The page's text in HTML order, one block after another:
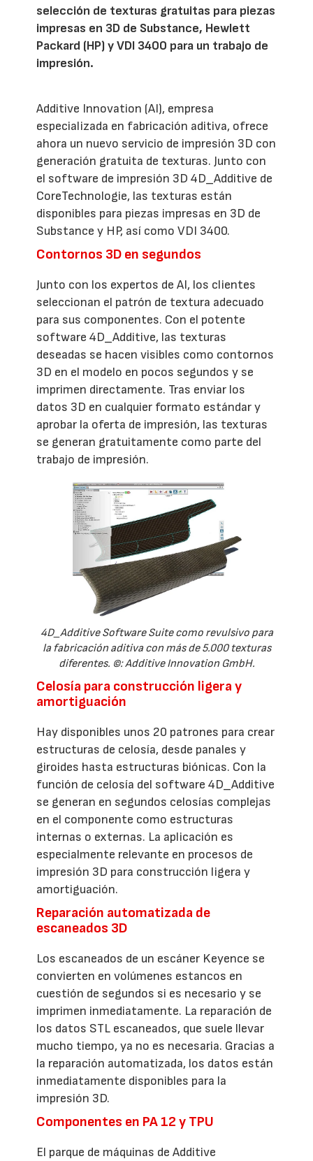
selección de texturas gratuitas para piezas
impresas en 3D de Substance, Hewlett
Packard (HP) y VDI 3400 para un trabajo de
impresión.
Additive Innovation (AI), empresa
especializada en fabricación aditiva, ofrece
ahora un nuevo servicio de impresión 3D con
generación gratuita de texturas. Junto con
el software de impresión 3D 4D_Additive de
CoreTechnologie, las texturas están
disponibles para piezas impresas en 3D de
Substance y HP, así como VDI 3400.
Contornos 3D en segundos
Junto con los expertos de AI, los clientes
seleccionan el patrón de textura adecuado
para sus componentes. Con el potente
software 4D_Additive, las texturas
deseadas se hacen visibles como contornos
3D en el modelo en pocos segundos y se
imprimen directamente. Tras enviar los
datos 3D en cualquier formato estándar y
aprobar la oferta de impresión, las texturas
se generan gratuitamente como parte del
trabajo de impresión.
4D_Additive Software Suite como revulsivo para
la fabricación aditiva con más de 5.000 texturas
diferentes. ©: Additive Innovation GmbH.
Celosía para construcción ligera y
amortiguación
Hay disponibles unos 20 patrones para crear
estructuras de celosía, desde panales y
giroides hasta estructuras biónicas. Con la
función de celosía del software 4D_Additive
se generan en segundos celosías complejas
en el componente como estructuras
internas o externas. La aplicación es
especialmente relevante en procesos de
impresión 3D para construcción ligera y
amortiguación.
Reparación automatizada de
escaneados 3D
Los escaneados de un escáner Keyence se
convierten en volúmenes estancos en
cuestión de segundos si es necesario y se
imprimen inmediatamente. La reparación de
los datos STL escaneados, que suele llevar
mucho tiempo, ya no es necesaria. Gracias a
la reparación automatizada, los datos están
inmediatamente disponibles para la
impresión 3D.
Componentes en PA 12 y TPU
El parque de máquinas de Additive